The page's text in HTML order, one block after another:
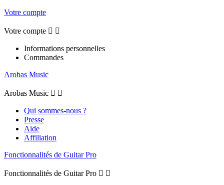
Votre compte
Votre compte  
Informations personnelles
Commandes
Arobas Music
Arobas Music  
Qui sommes-nous ?
Presse
Aide
Affiliation
Fonctionnalités de Guitar Pro
Fonctionnalités de Guitar Pro  